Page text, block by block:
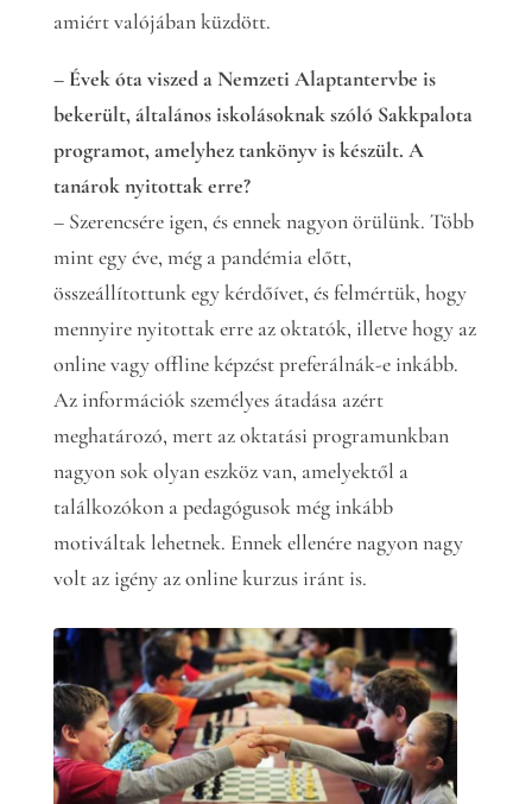
amiért valójában küzdött.
– Évek óta viszed a Nemzeti Alaptantervbe is
bekerült, általános iskolásoknak szóló Sakkpalota
programot, amelyhez tankönyv is készült. A
tanárok nyitottak erre?
– Szerencsére igen, és ennek nagyon örülünk. Több
mint egy éve, még a pandémia előtt,
összeállítottunk egy kérdőívet, és felmértük, hogy
mennyire nyitottak erre az oktatók, illetve hogy az
online vagy offline képzést preferálnák-e inkább.
Az információk személyes átadása azért
meghatározó, mert az oktatási programunkban
nagyon sok olyan eszköz van, amelyektől a
találkozókon a pedagógusok még inkább
motiváltak lehetnek. Ennek ellenére nagyon nagy
volt az igény az online kurzus iránt is.